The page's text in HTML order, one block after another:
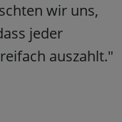
wir uns,
jeder
auszahlt."